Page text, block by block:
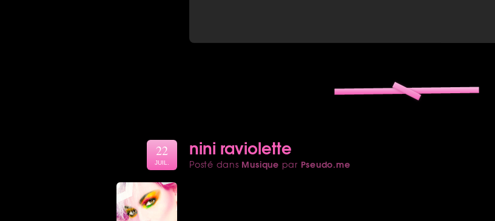
nini raviolette
Posté dans Musique par Pseudo.me
22
JUIL.